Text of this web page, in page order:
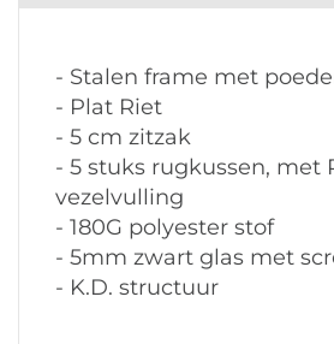
- Stalen frame met
- Plat Riet
- 5 cm zitzak
- 5 stuks rugkussen, met
vezelvulling
- 180G polyester stof
- 5mm zwart glas met
- K.D. structuur